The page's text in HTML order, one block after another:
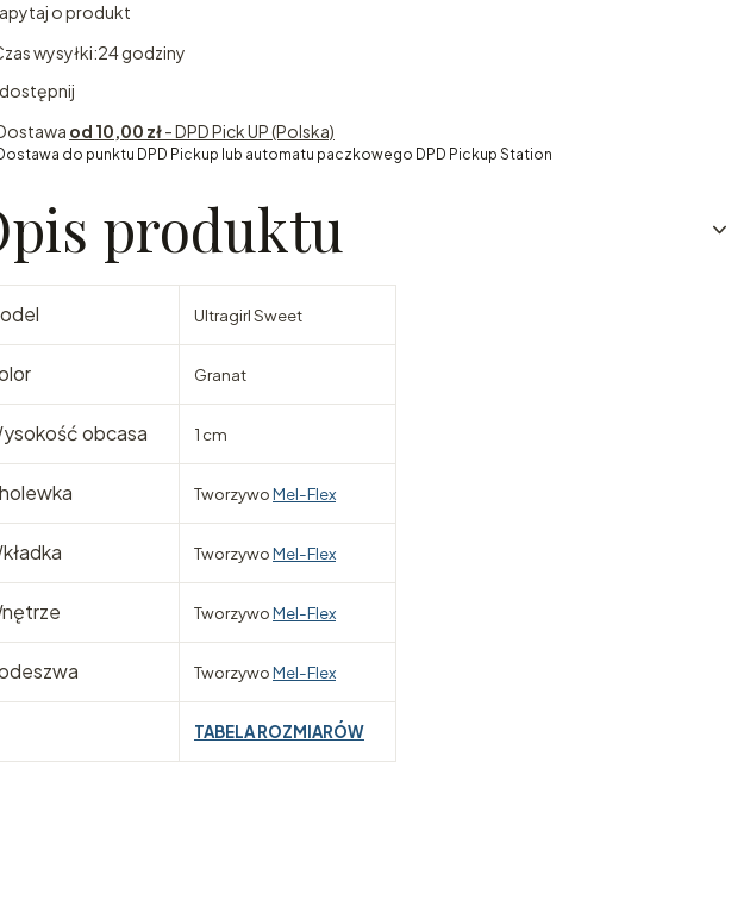
o produkt
wysyłki:24 godziny
od 10,00 zł- DPD Pick UP (Polska)
do punktu DPD Pickup lub automatu paczkowego DPD Pickup Station
produktu
Ultragirl Sweet
Granat
obcasa 1 cm
TworzywoMel-Flex
TworzywoMel-Flex
TworzywoMel-Flex
TworzywoMel-Flex
TABELA ROZMIARÓW